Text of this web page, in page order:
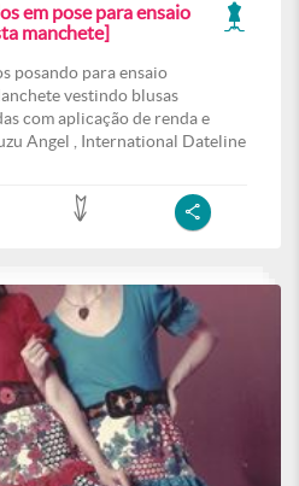
em pose para ensaio
manchete]
posando para ensaio
vestindo blusas
com aplicação de renda e
Angel , International Dateline